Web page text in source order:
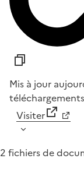
Mis à jour
téléchargements
Visiter
2 fichiers de